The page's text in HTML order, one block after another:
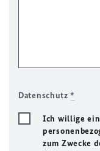
Datenschutz*
Ich willige
zum Zwecke